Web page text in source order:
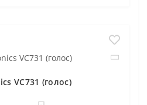
VC731 (голос)